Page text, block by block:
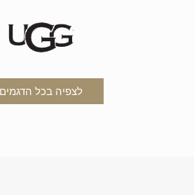
לצפיה בכל הדגמים